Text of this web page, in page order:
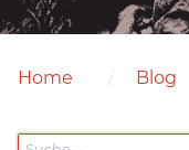
Home Blog